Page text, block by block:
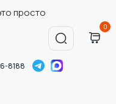
просто
0
8188